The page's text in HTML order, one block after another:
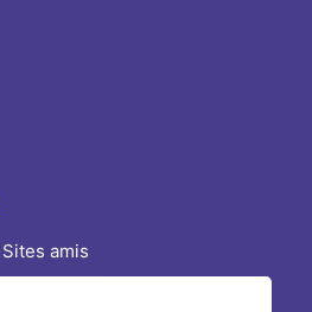
Sites amis